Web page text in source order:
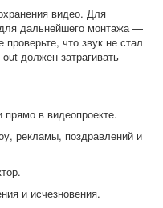
видео. Для
дальнейшего монтажа —
что звук не стал
должен затрагивать
прямо в видеопроекте.
рекламы, поздравлений и
и исчезновения.